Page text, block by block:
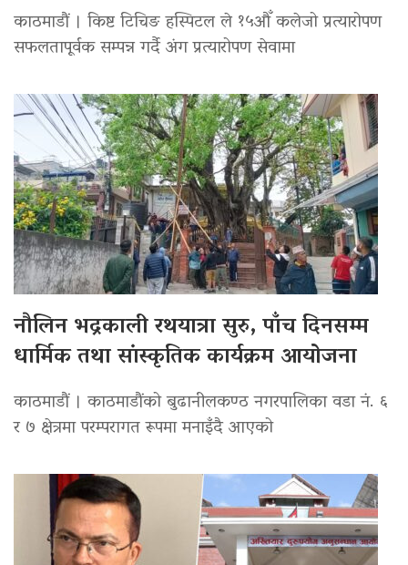
काठमाडौं । किष्ट टिचिङ हस्पिटल ले १५औँ कलेजो प्रत्यारोपण
सफलतापूर्वक सम्पन्न गर्दै अंग प्रत्यारोपण सेवामा
नौलिन भद्रकाली रथयात्रा सुरु, पाँच दिनसम्म
धार्मिक तथा सांस्कृतिक कार्यक्रम आयोजना
काठमाडौं । काठमाडौंको बुढानीलकण्ठ नगरपालिका वडा नं. ६
र ७ क्षेत्रमा परम्परागत रूपमा मनाइँदै आएको